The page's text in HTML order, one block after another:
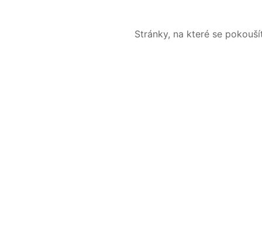
Stránky, na které se